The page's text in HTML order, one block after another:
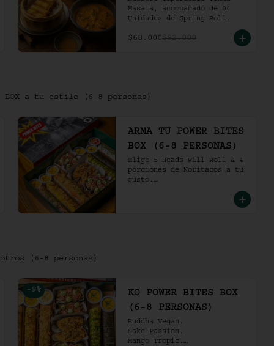
Masala, acompañado de 04
Unidades de Spring Roll.
$68.000$92.000
BOX a tu estilo (6-8 personas)
ARMA TU POWER BITES
BOX (6-8 PERSONAS)
Elige 5 Heads Will Roll & 4
porciones de Noritacos a tu
gusto.
(6-8 personas)
- 9%
KO POWER BITES BOX
(6-8 PERSONAS)
Buddha Vegan.
Sake Passion.
Mango Tropic.